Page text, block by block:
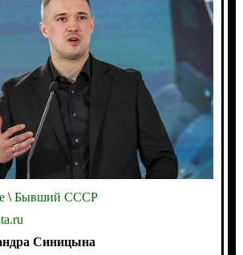
\Бывший СССР
Синицына